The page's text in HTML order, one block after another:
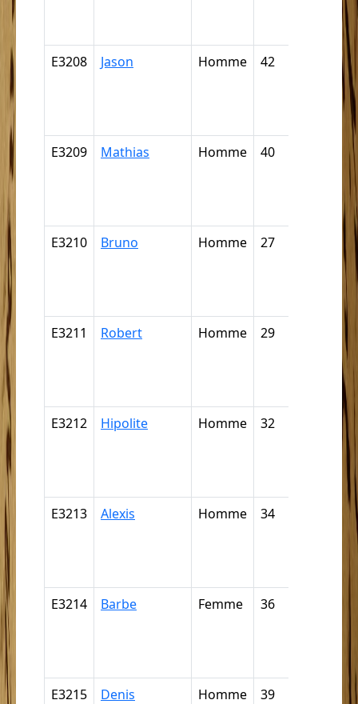
négrillon,
négritte
E3208
Jason Homme 42
négresse,
négrillon,
négritte
E3209
Mathias Homme 40
négresse,
négrillon,
négritte
E3210
Bruno Homme 27
négresse,
négrillon,
négritte
E3211
Robert Homme 29
négresse,
négrillon,
négritte
E3212
Hipolite Homme 32
négresse,
négritte
E3213
Alexis Homme 34
négresse,
E3214
Barbe Femme 36
E3215
Denis Homme 39